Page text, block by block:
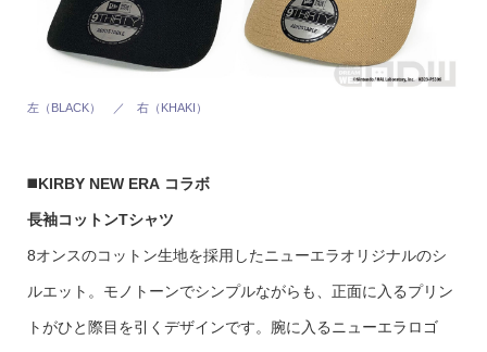
左（BLACK） ／ 右（KHAKI）
◼️KIRBY NEW ERA コラボ
長袖コットンTシャツ
8オンスのコットン生地を採用したニューエラオリジナルのシ
ルエット。モノトーンでシンプルながらも、正面に入るプリン
トがひと際目を引くデザインです。腕に入るニューエラロゴ